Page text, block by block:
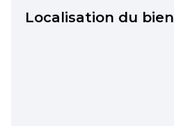
Localisation du bien